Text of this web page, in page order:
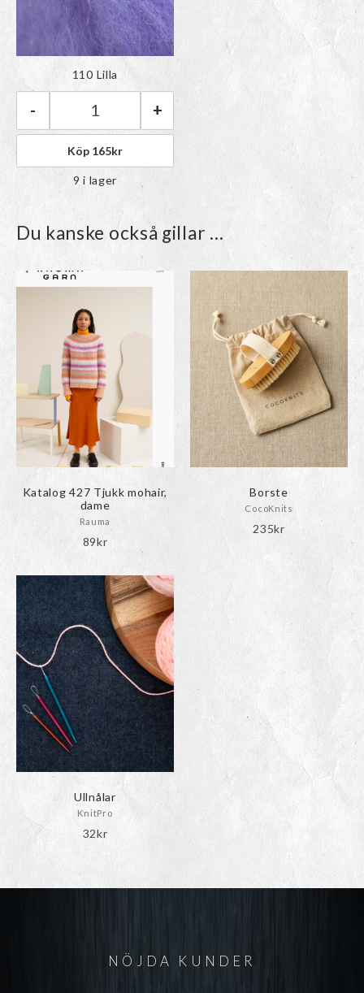
Färgen har lagts till i
paletten
Rauma Tjukk Mohair | 110 Lilla mängd
- +
110 Lilla
Köp 165kr
9 i lager
Du kanske också gillar …
Katalog 427 Tjukk mohair,
dame
Rauma
89kr
Borste
CocoKnits
235kr
Ullnålar
KnitPro
32kr
NÖJDA KUNDER